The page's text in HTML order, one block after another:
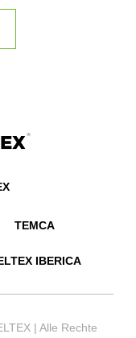
TEMCA
IBERICA
| Alle Rechte